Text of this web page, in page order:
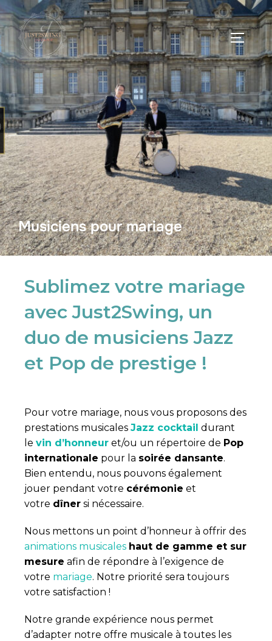
Musiciens pour mariage
Sublimez votre mariage
avec Just2Swing, un
duo de musiciens Jazz
et Pop de prestige !
Pour votre mariage, nous vous proposons des
prestations musicales Jazz cocktail durant
le vin d’honneur et/ou un répertoire de Pop
internationale pour la soirée dansante.
Bien entendu, nous pouvons également
jouer pendant votre cérémonie et
votre dîner si nécessaire.
Nous mettons un point d’honneur à offrir des
animations musicales haut de gamme et sur
mesure afin de répondre à l’exigence de
votre mariage. Notre priorité sera toujours
votre satisfaction !
Notre grande expérience nous permet
d’adapter notre offre musicale à toutes les